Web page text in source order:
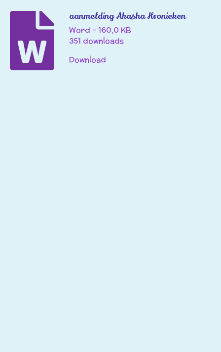
aanmelding Akasha Kronieken
Word – 160,0 KB
351 downloads
Download